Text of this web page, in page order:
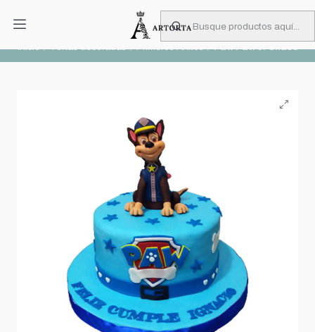
PIDA CON MUCHA ANTICIPACIÓN
Inicio Tortas decoradas Primeros Añitos Paw Patrol Chase